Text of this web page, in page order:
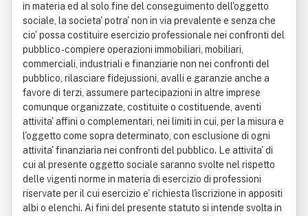
in materia ed al solo fine del conseguimento dell'oggetto
sociale, la societa' potra' non in via prevalente e senza che
cio' possa costituire esercizio professionale nei confronti del
pubblico - compiere operazioni immobiliari, mobiliari,
commerciali, industriali e finanziarie non nei confronti del
pubblico, rilasciare fidejussioni, avalli e garanzie anche a
favore di terzi, assumere partecipazioni in altre imprese
comunque organizzate, costituite o costituende, aventi
attivita' affini o complementari, nei limiti in cui, per la misura e
l'oggetto come sopra determinato, con esclusione di ogni
attivita' finanziaria nei confronti del pubblico. Le attivita' di
cui al presente oggetto sociale saranno svolte nel rispetto
delle vigenti norme in materia di esercizio di professioni
riservate per il cui esercizio e' richiesta l'iscrizione in appositi
albi o elenchi. Ai fini del presente statuto si intende svolta in